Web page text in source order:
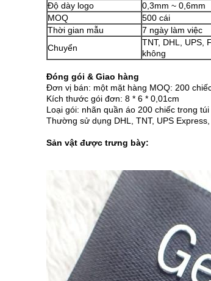
Độ dày logo
0,3mm ~ 0,6mm
MOQ
500 cái
Thời gian mẫu
7 ngày làm việc
Chuyển
TNT, DHL, UPS,
không
Đóng gói & Giao hàng
Đơn vị bán: một mặt hàng MOQ: 200
Kích thước gói đơn: 8 * 6 * 0,01cm
Loại gói: nhãn quần áo 200 chiếc trong
Thường sử dụng DHL, TNT, UPS
Sản vật được trưng bày: